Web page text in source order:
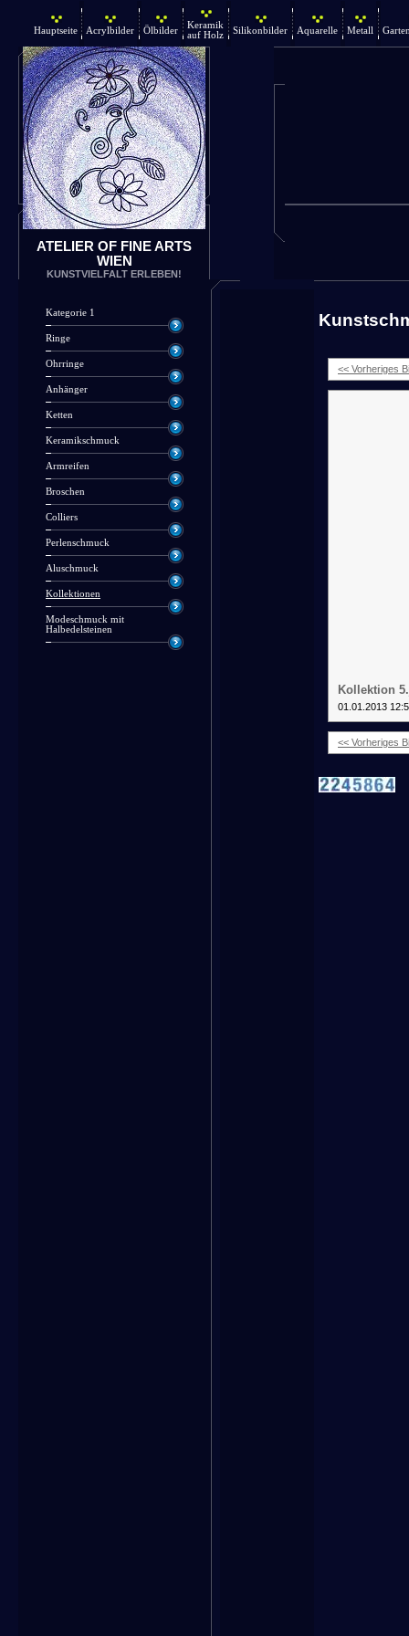
Hauptseite Acrylbilder Ölbilder
Keramik
auf Holz
Silikonbilder Aquarelle Metall
ATELIER OF FINE ARTS
WIEN
KUNSTVIELFALT ERLEBEN!
Kategorie 1
Ringe
Ohrringe
Anhänger
Ketten
Keramikschmuck
Armreifen
Broschen
Colliers
Perlenschmuck
Aluschmuck
Kollektionen
Modeschmuck mit
Halbedelsteinen
<< Vorheriges
Kollektion
01.01.2013
<< Vorheriges